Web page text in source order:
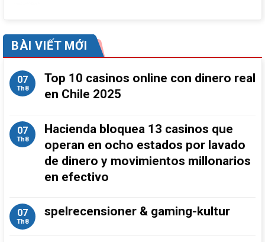
BÀI VIẾT MỚI
07
Th8
Top 10 casinos online con dinero real
en Chile 2025
07
Th8
Hacienda bloquea 13 casinos que
operan en ocho estados por lavado
de dinero y movimientos millonarios
en efectivo
07
Th8
spelrecensioner & gaming-kultur